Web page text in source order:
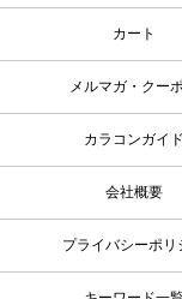
カート
メルマガ・クー
カラコンガイド
会社概要
プライバシーポリ